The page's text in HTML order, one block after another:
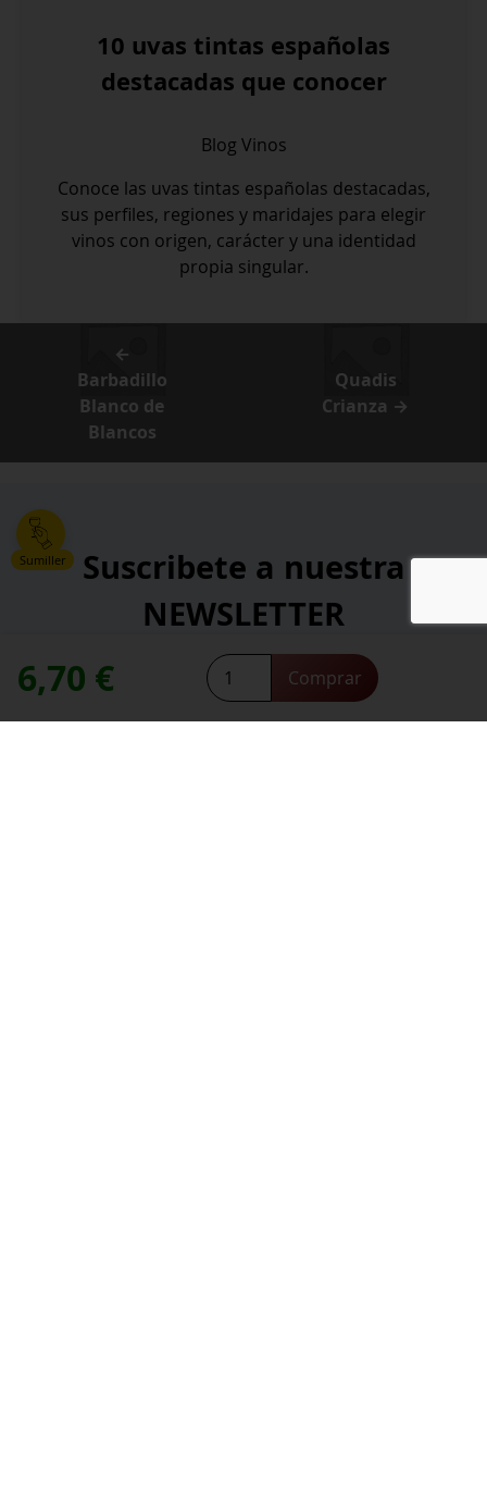
Sumiller
6,70 €
Frizzante
Barbadillo
Vi
Comprar
10 uvas tintas españolas
destacadas que conocer
Blog Vinos
Conoce las uvas tintas españolas destacadas,
sus perfiles, regiones y maridajes para elegir
vinos con origen, carácter y una identidad
propia singular.
←
Barbadillo
Blanco de
Blancos
Quadis
Crianza →
Suscribete a nuestra
NEWSLETTER
Dirección de correo electrónico: *
Necesitas ayuda,contacte con nosotros